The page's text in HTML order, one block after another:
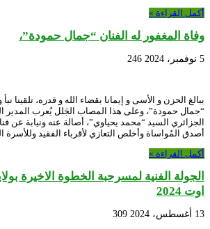
أكمل القراءة »
وفاة المغفور له الفنان “جمال حمودة”،
5 نوفمبر، 2024 246
ببالغ الحزن و الأسى و إيمانا بقضاء الله و قدره، تلقينا
“جمال حمودة”، وعلى هذا المصاب الجَلل يُعرب المدير
الجزائري السيد “محمد يحياوي”، أصالة عنه ونيابة
أصدق المُواساة وأخلص التعازي لأقرباء الفقيد وللأسرة
أكمل القراءة »
الجولة الفنية لمسرحبة الخطوة الاخيرة
اوت 2024
13 أغسطس، 2024 309